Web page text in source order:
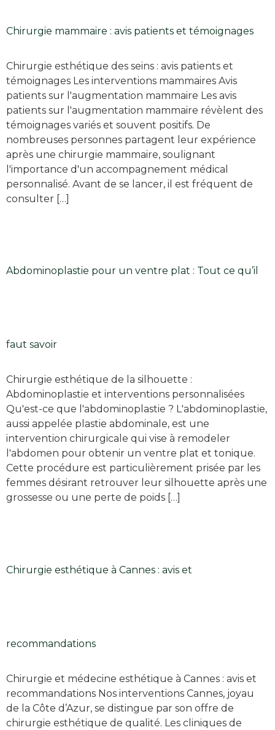
Chirurgie mammaire : avis patients et témoignages
Chirurgie esthétique des seins : avis patients et
témoignages Les interventions mammaires Avis
patients sur l'augmentation mammaire Les avis
patients sur l'augmentation mammaire révèlent des
témoignages variés et souvent positifs. De
nombreuses personnes partagent leur expérience
après une chirurgie mammaire, soulignant
l'importance d'un accompagnement médical
personnalisé. Avant de se lancer, il est fréquent de
consulter […]
Abdominoplastie pour un ventre plat : Tout ce qu’il
faut savoir
Chirurgie esthétique de la silhouette :
Abdominoplastie et interventions personnalisées
Qu'est-ce que l'abdominoplastie ? L'abdominoplastie,
aussi appelée plastie abdominale, est une
intervention chirurgicale qui vise à remodeler
l'abdomen pour obtenir un ventre plat et tonique.
Cette procédure est particulièrement prisée par les
femmes désirant retrouver leur silhouette après une
grossesse ou une perte de poids […]
Chirurgie esthétique à Cannes : avis et
recommandations
Chirurgie et médecine esthétique à Cannes : avis et
recommandations Nos interventions Cannes, joyau
de la Côte d’Azur, se distingue par son offre de
chirurgie esthétique de qualité. Les cliniques de